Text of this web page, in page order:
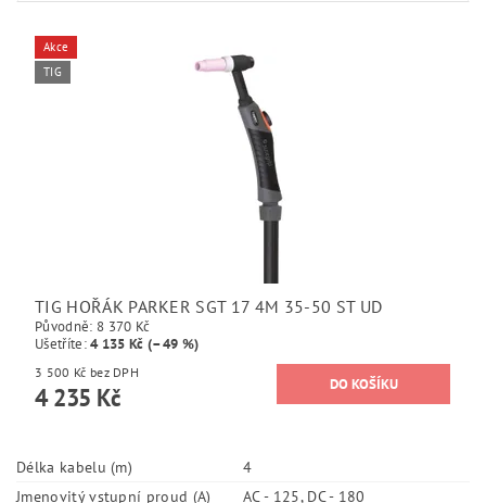
Akce
TIG
TIG HOŘÁK PARKER SGT 17 4M 35-50 ST UD
Původně: 8 370 Kč
Ušetříte:4 135 Kč (–49 %)
3 500 Kč bez DPH
4 235 Kč
Délka kabelu (m)
4
Jmenovitý vstupní proud (A)
AC - 125, DC - 180